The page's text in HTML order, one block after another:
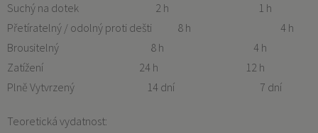
Suchý na dotek 2 h 1 h
Přetíratelný / odolný proti dešti 8 h 4 h
Brousitelný 8 h 4 h
Zatížení 24 h 12 h
Plně Vytvrzený 14 dní 7 dní
Teoretická vydatnost: